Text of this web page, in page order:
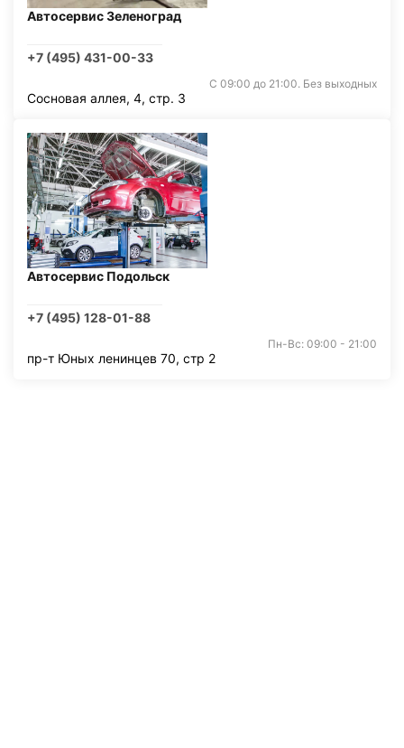
Автосервис Зеленоград
+7 (495) 431-00-33
С 09:00 до 21:00. Без выходных
Сосновая аллея, 4, стр. 3
Автосервис Подольск
+7 (495) 128-01-88
Пн-Вс: 09:00 - 21:00
пр-т Юных ленинцев 70, стр 2